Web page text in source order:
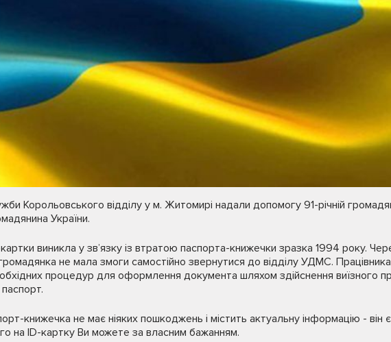
Корольовського відділу у м. Житомирі надали допомогу 91-річній
України.
виникла у зв’язку із втратою паспорта-книжечки зразка 1994 року.
не мала змоги самостійно звернутися до відділу УДМС.
процедур для оформлення документа шляхом здійснення виїзного
книжечка не має ніяких пошкоджень і містить актуальну інформацію - він
на ID-картку Ви можете за власним бажанням.